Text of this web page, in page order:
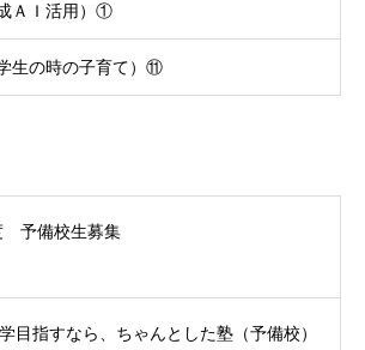
ＡＩ活用）①
生の時の子育て）⑪
予備校生募集
目指すなら、ちゃんとした塾（予備校）